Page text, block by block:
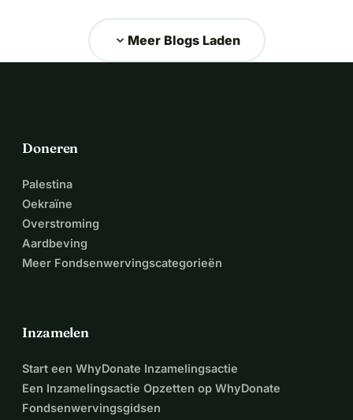
expand_more Meer Blogs Laden
Doneren
Palestina
Oekraïne
Overstroming
Aardbeving
Meer Fondsenwervingscategorieën
Inzamelen
Start een WhyDonate Inzamelingsactie
Een Inzamelingsactie Opzetten op WhyDonate
Fondsenwervingsgidsen